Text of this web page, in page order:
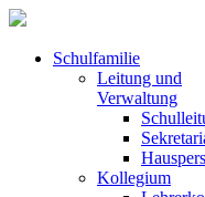
Schulfamilie
Leitung und
Verwaltung
Kollegium